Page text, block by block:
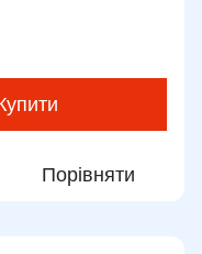
Порівняти